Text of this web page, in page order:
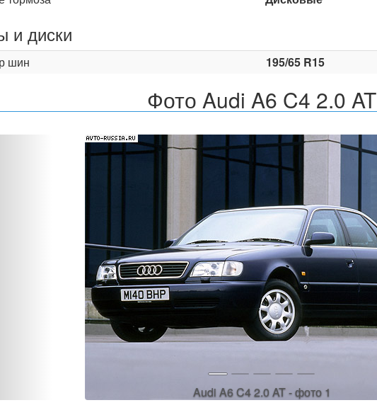
и диски
шин 195/65 R15
Фото Audi A6 C4 2.0 AT
Audi A6 C4 2.0 AT - фото 2